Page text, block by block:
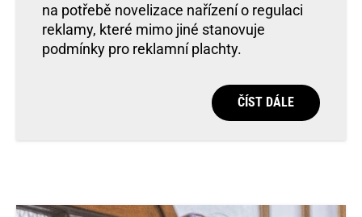
na potřebě novelizace nařízení o regulaci
reklamy, které mimo jiné stanovuje
podmínky pro reklamní plachty.
ČÍST DÁLE